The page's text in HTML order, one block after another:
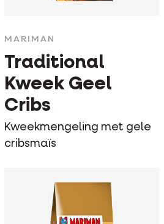
MARIMAN
Traditional
Kweek Geel
Cribs
Kweekmengeling met gele
cribsmaïs